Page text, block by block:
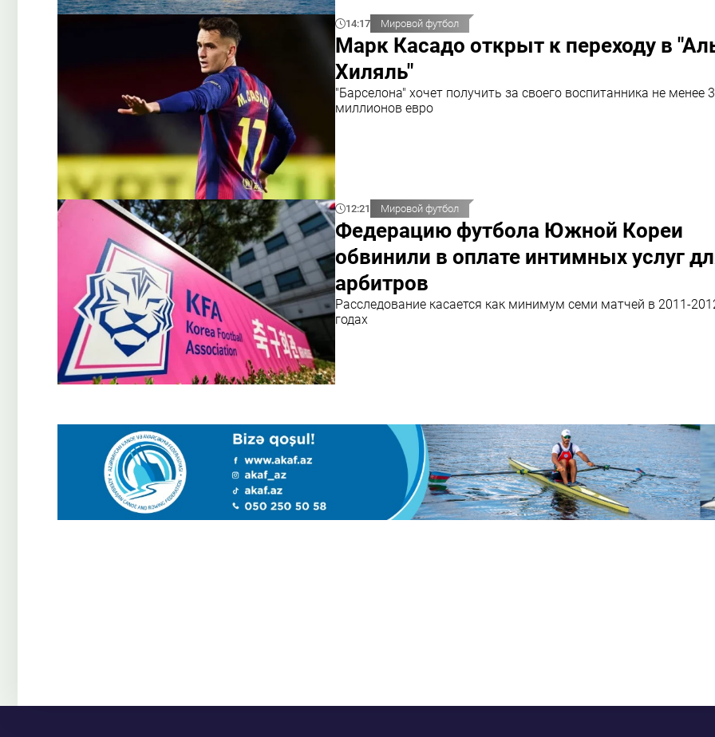
14:17 Мировой футбол
Марк Касадо открыт к переходу в
Хиляль"
"Барселона" хочет получить за своего воспитанника не менее
миллионов евро
12:21 Мировой футбол
Федерацию футбола Южной Кореи
обвинили в оплате интимных услуг
арбитров
Расследование касается как минимум семи матчей в 2011-
годах